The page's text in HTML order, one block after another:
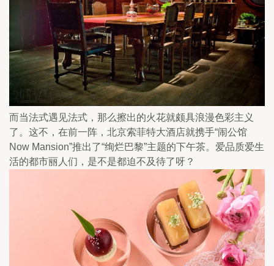
而当法式遇见法式，那么擦出的火花就颇具浪漫色彩主义
了。这不，在前一阵，北京索菲特大酒店就携手“闹公馆
Now Mansion”推出了“绚烂巴黎”主题的下午茶。爱品质爱生
活的都市丽人们，是不是都迫不及待了呀？